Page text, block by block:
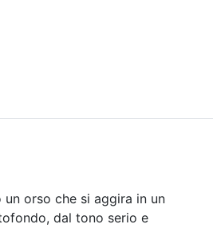
orso che si aggira in un
dal tono serio e